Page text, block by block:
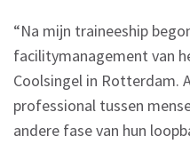
“Na mijn traineeship
facilitymanagement van
Coolsingel in Rotterdam.
professional tussen
andere fase van hun